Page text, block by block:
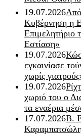
19.07.2026
Κυβέρνηση η
Επιμελητήριο
Εστίαση»
19.07.2026
εγκαινίασε
χωρίς
19.07.2026
χωριό του ο
τα εναέρια
17.07.2026Β.